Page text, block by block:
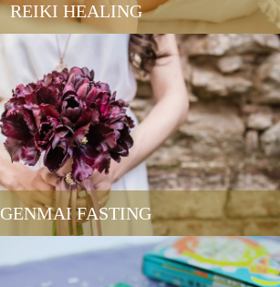
REIKI HEALING
GENMAI FASTING